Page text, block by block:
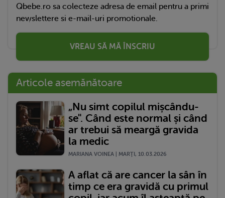
Qbebe.ro sa colecteze adresa de email pentru a primi
newslettere si e-mail-uri promotionale.
VREAU SĂ MĂ ÎNSCRIU
Articole asemănătoare
„Nu simt copilul mișcându-
se". Când este normal și când
ar trebui să meargă gravida
la medic
MARIANA VOINEA | MARŢI, 10.03.2026
A aflat că are cancer la sân în
timp ce era gravidă cu primul